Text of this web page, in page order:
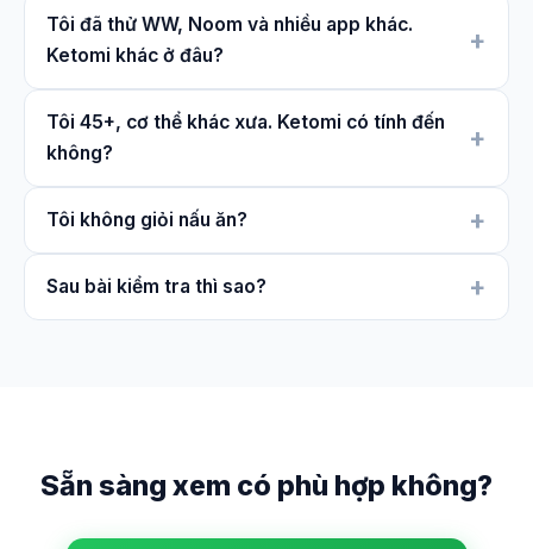
Tôi đã thử WW, Noom và nhiều app khác.
Ketomi khác ở đâu?
Tôi 45+, cơ thể khác xưa. Ketomi có tính đến
không?
Tôi không giỏi nấu ăn?
Sau bài kiểm tra thì sao?
Sẵn sàng xem có phù hợp không?